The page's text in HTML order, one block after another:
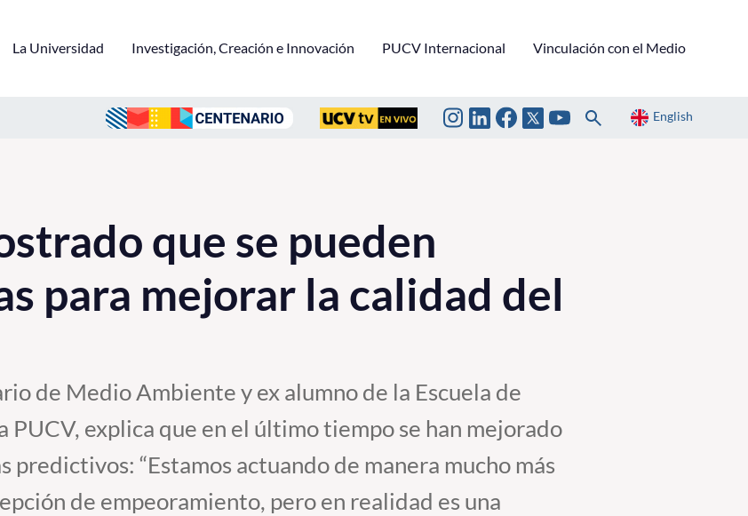
La Universidad Investigación, Creación e Innovación PUCV Internacional Vinculación con el Medio
English
que se pueden
para mejorar la calidad del
de Medio Ambiente y ex alumno de la Escuela de
PUCV, explica que en el último tiempo se han mejorado
predictivos: “Estamos actuando de manera mucho más
de empeoramiento, pero en realidad es una